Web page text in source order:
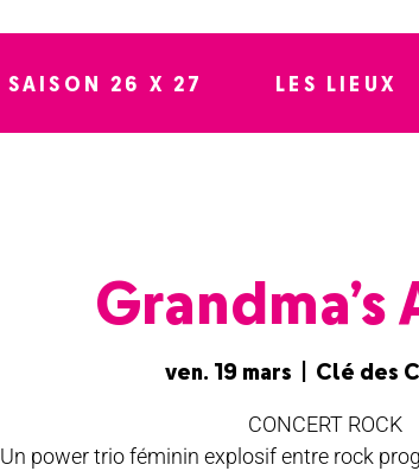
SAISON 26 X 27 LES LIEUX
Grandma’s
ven. 19 mars Clé des
CONCERT ROCK
Un power trio féminin explosif entre rock